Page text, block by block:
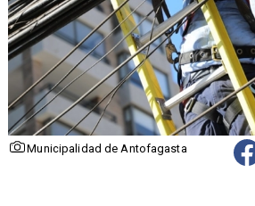
Municipalidad de Antofagasta